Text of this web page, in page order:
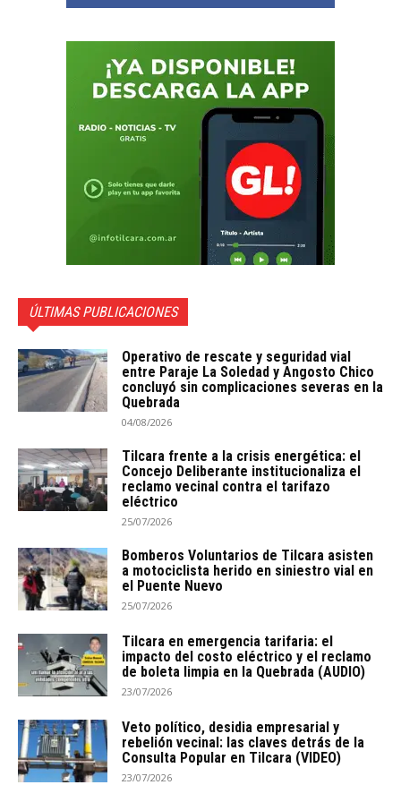
ÚLTIMAS PUBLICACIONES
Operativo de rescate y seguridad vial
entre Paraje La Soledad y Angosto Chico
concluyó sin complicaciones severas en la
Quebrada
04/08/2026
Tilcara frente a la crisis energética: el
Concejo Deliberante institucionaliza el
reclamo vecinal contra el tarifazo
eléctrico
25/07/2026
Bomberos Voluntarios de Tilcara asisten
a motociclista herido en siniestro vial en
el Puente Nuevo
25/07/2026
Tilcara en emergencia tarifaria: el
impacto del costo eléctrico y el reclamo
de boleta limpia en la Quebrada (AUDIO)
23/07/2026
Veto político, desidia empresarial y
rebelión vecinal: las claves detrás de la
Consulta Popular en Tilcara (VIDEO)
23/07/2026